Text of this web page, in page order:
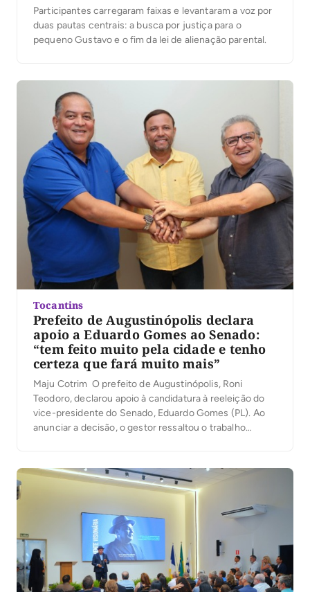
Participantes carregaram faixas e levantaram a voz por
duas pautas centrais: a busca por justiça para o
pequeno Gustavo e o fim da lei de alienação parental.
Tocantins
Prefeito de Augustinópolis declara
apoio a Eduardo Gomes ao Senado:
“tem feito muito pela cidade e tenho
certeza que fará muito mais”
Maju Cotrim O prefeito de Augustinópolis, Roni
Teodoro, declarou apoio à candidatura à reeleição do
vice-presidente do Senado, Eduardo Gomes (PL). Ao
anunciar a decisão, o gestor ressaltou o trabalho
longo do mandato. “Eduardo Gomes é um parlamentar